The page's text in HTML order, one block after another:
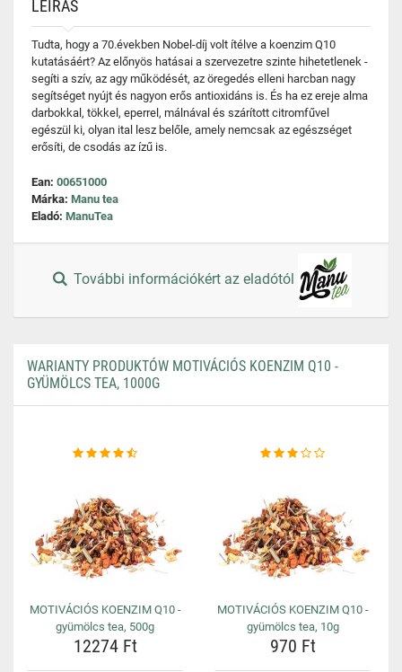
LEÍRÁS
Tudta, hogy a 70.években Nobel-díj volt ítélve a koenzim Q10
kutatásáért? Az előnyös hatásai a szervezetre szinte hihetetlenek -
segíti a szív, az agy működését, az öregedés elleni harcban nagy
segítséget nyújt és nagyon erős antioxidáns is. És ha ez ereje alma
darbokkal, tökkel, eperrel, málnával és szárított citromfűvel
egészül ki, olyan ital lesz belőle, amely nemcsak az egészséget
erősíti, de csodás az ízű is.
Ean: 00651000
Márka: Manu tea
Eladó: ManuTea
További információkért az eladótól
WARIANTY PRODUKTÓW MOTIVÁCIÓS KOENZIM Q10 -
GYÜMÖLCS TEA, 1000G
MOTIVÁCIÓS KOENZIM Q10 -
gyümölcs tea, 500g
12274 Ft
MOTIVÁCIÓS KOENZIM Q10 -
gyümölcs tea, 10g
970 Ft